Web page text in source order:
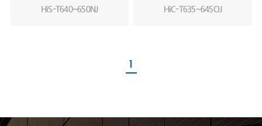
HiS-T640~650NJ HiC-T635~645OJ
1